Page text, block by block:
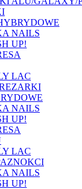
NAILS
UP!
LAC
NAILS
UP!
LAC
NAILS
UP!